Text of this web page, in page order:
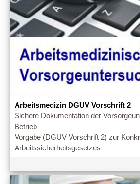
Arbeitsmedizin DGUV Vorschrift 2
Sichere Dokumentation der
Betrieb
Vorgabe (DGUV Vorschrift 2) zur
Arbeitssicherheitsgesetzes